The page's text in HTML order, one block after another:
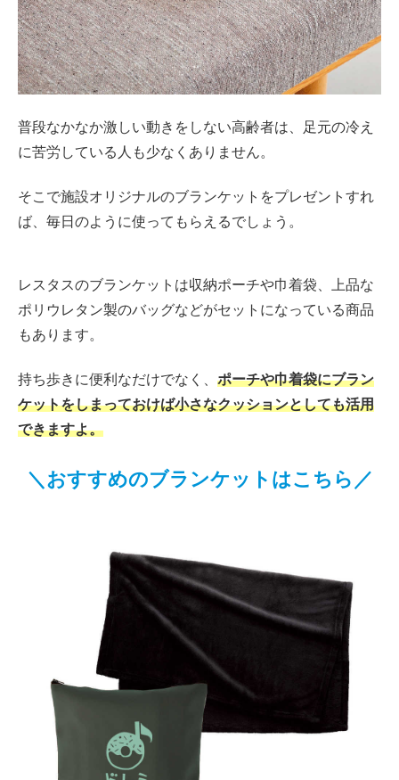
普段なかなか激しい動きをしない高齢者は、足元の冷え
に苦労している人も少なくありません。
そこで施設オリジナルのブランケットをプレゼントすれ
ば、毎日のように使ってもらえるでしょう。
レスタスのブランケットは収納ポーチや巾着袋、上品な
ポリウレタン製のバッグなどがセットになっている商品
もあります。
持ち歩きに便利なだけでなく、 ポーチや巾着袋にブラン
ケットをしまっておけば小さなクッションとしても活用
できますよ。
＼おすすめのブランケットはこちら／